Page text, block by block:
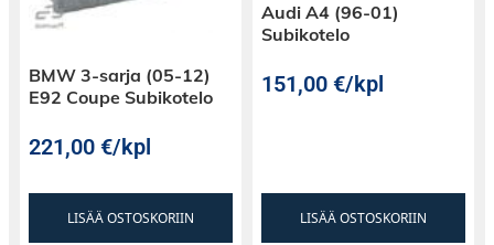
BMW 3-sarja (05-12)
E92 Coupe Subikotelo
221,00€/kpl
LISÄÄ OSTOSKORIIN
Audi A4 (96-01)
Subikotelo
151,00€/kpl
LISÄÄ OSTOSKORIIN